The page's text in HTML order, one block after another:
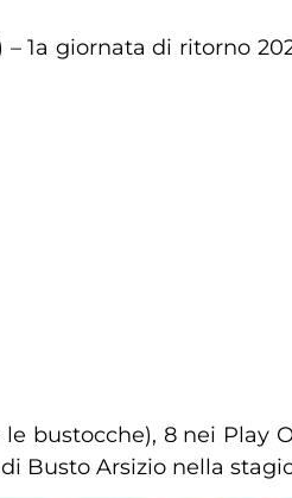
– 1a giornata di ritorno
bustocche), 8 nei Play
Busto Arsizio nella